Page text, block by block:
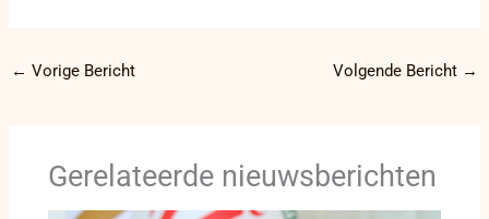
← Vorige Bericht Volgende Bericht →
Gerelateerde nieuwsberichten